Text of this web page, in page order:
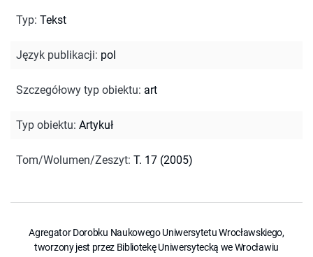
Typ: Tekst
Język publikacji: pol
Szczegółowy typ obiektu: art
Typ obiektu: Artykuł
Tom/Wolumen/Zeszyt: T. 17 (2005)
Agregator Dorobku Naukowego Uniwersytetu Wrocławskiego,
tworzony jest przez Bibliotekę Uniwersytecką we Wrocławiu